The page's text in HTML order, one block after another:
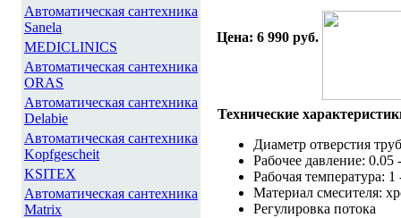
Автоматическая сантехника
Sanela
MEDICLINICS
Автоматическая сантехника
ORAS
Автоматическая сантехника
Delabie
Автоматическая сантехника
Kopfgescheit
KSITEX
Автоматическая сантехника
Matrix
Цена: 6 990 руб.
Технические
Диаметр отверстия
Рабочее давление:
Рабочая температура: 1
Материал смесителя:
Регулировка потока